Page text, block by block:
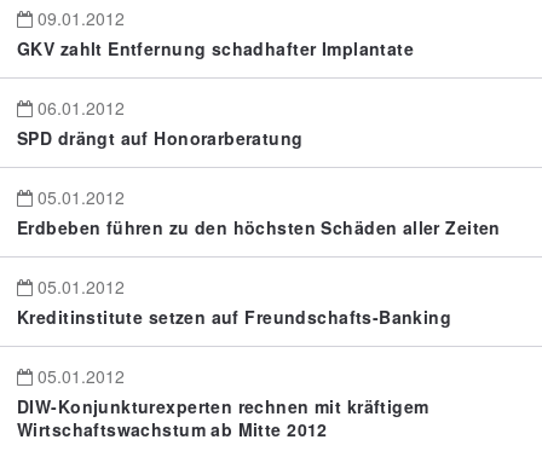
09.01.2012
GKV zahlt Entfernung schadhafter Implantate
06.01.2012
SPD drängt auf Honorarberatung
05.01.2012
Erdbeben führen zu den höchsten Schäden aller Zeiten
05.01.2012
Kreditinstitute setzen auf Freundschafts-Banking
05.01.2012
DIW-Konjunkturexperten rechnen mit kräftigem
Wirtschaftswachstum ab Mitte 2012